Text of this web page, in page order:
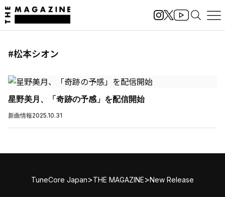
#松本シオン
星野美月、「奇跡の予感」を配信開始
新曲情報2025.10.31
TuneCore Japan>THE MAGAZINE>New Release